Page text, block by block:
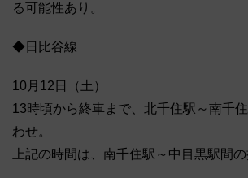
る可能性あり。
◆日比谷線
10月12日（土）
13時頃から終車まで、北千住駅～南千
わせ。
上記の時間は、南千住駅～中目黒駅間の